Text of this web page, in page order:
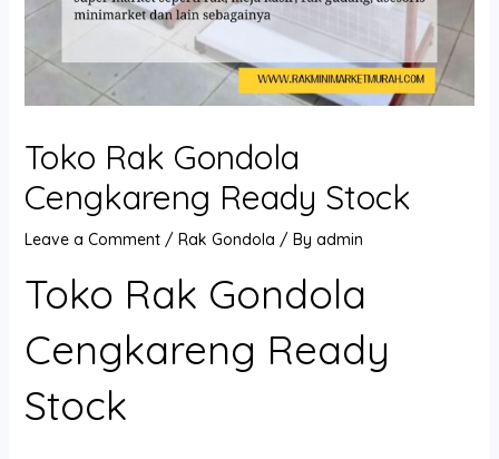
Toko Rak Gondola
Cengkareng Ready Stock
Leave a Comment / Rak Gondola / By admin
Toko Rak Gondola
Cengkareng Ready
Stock